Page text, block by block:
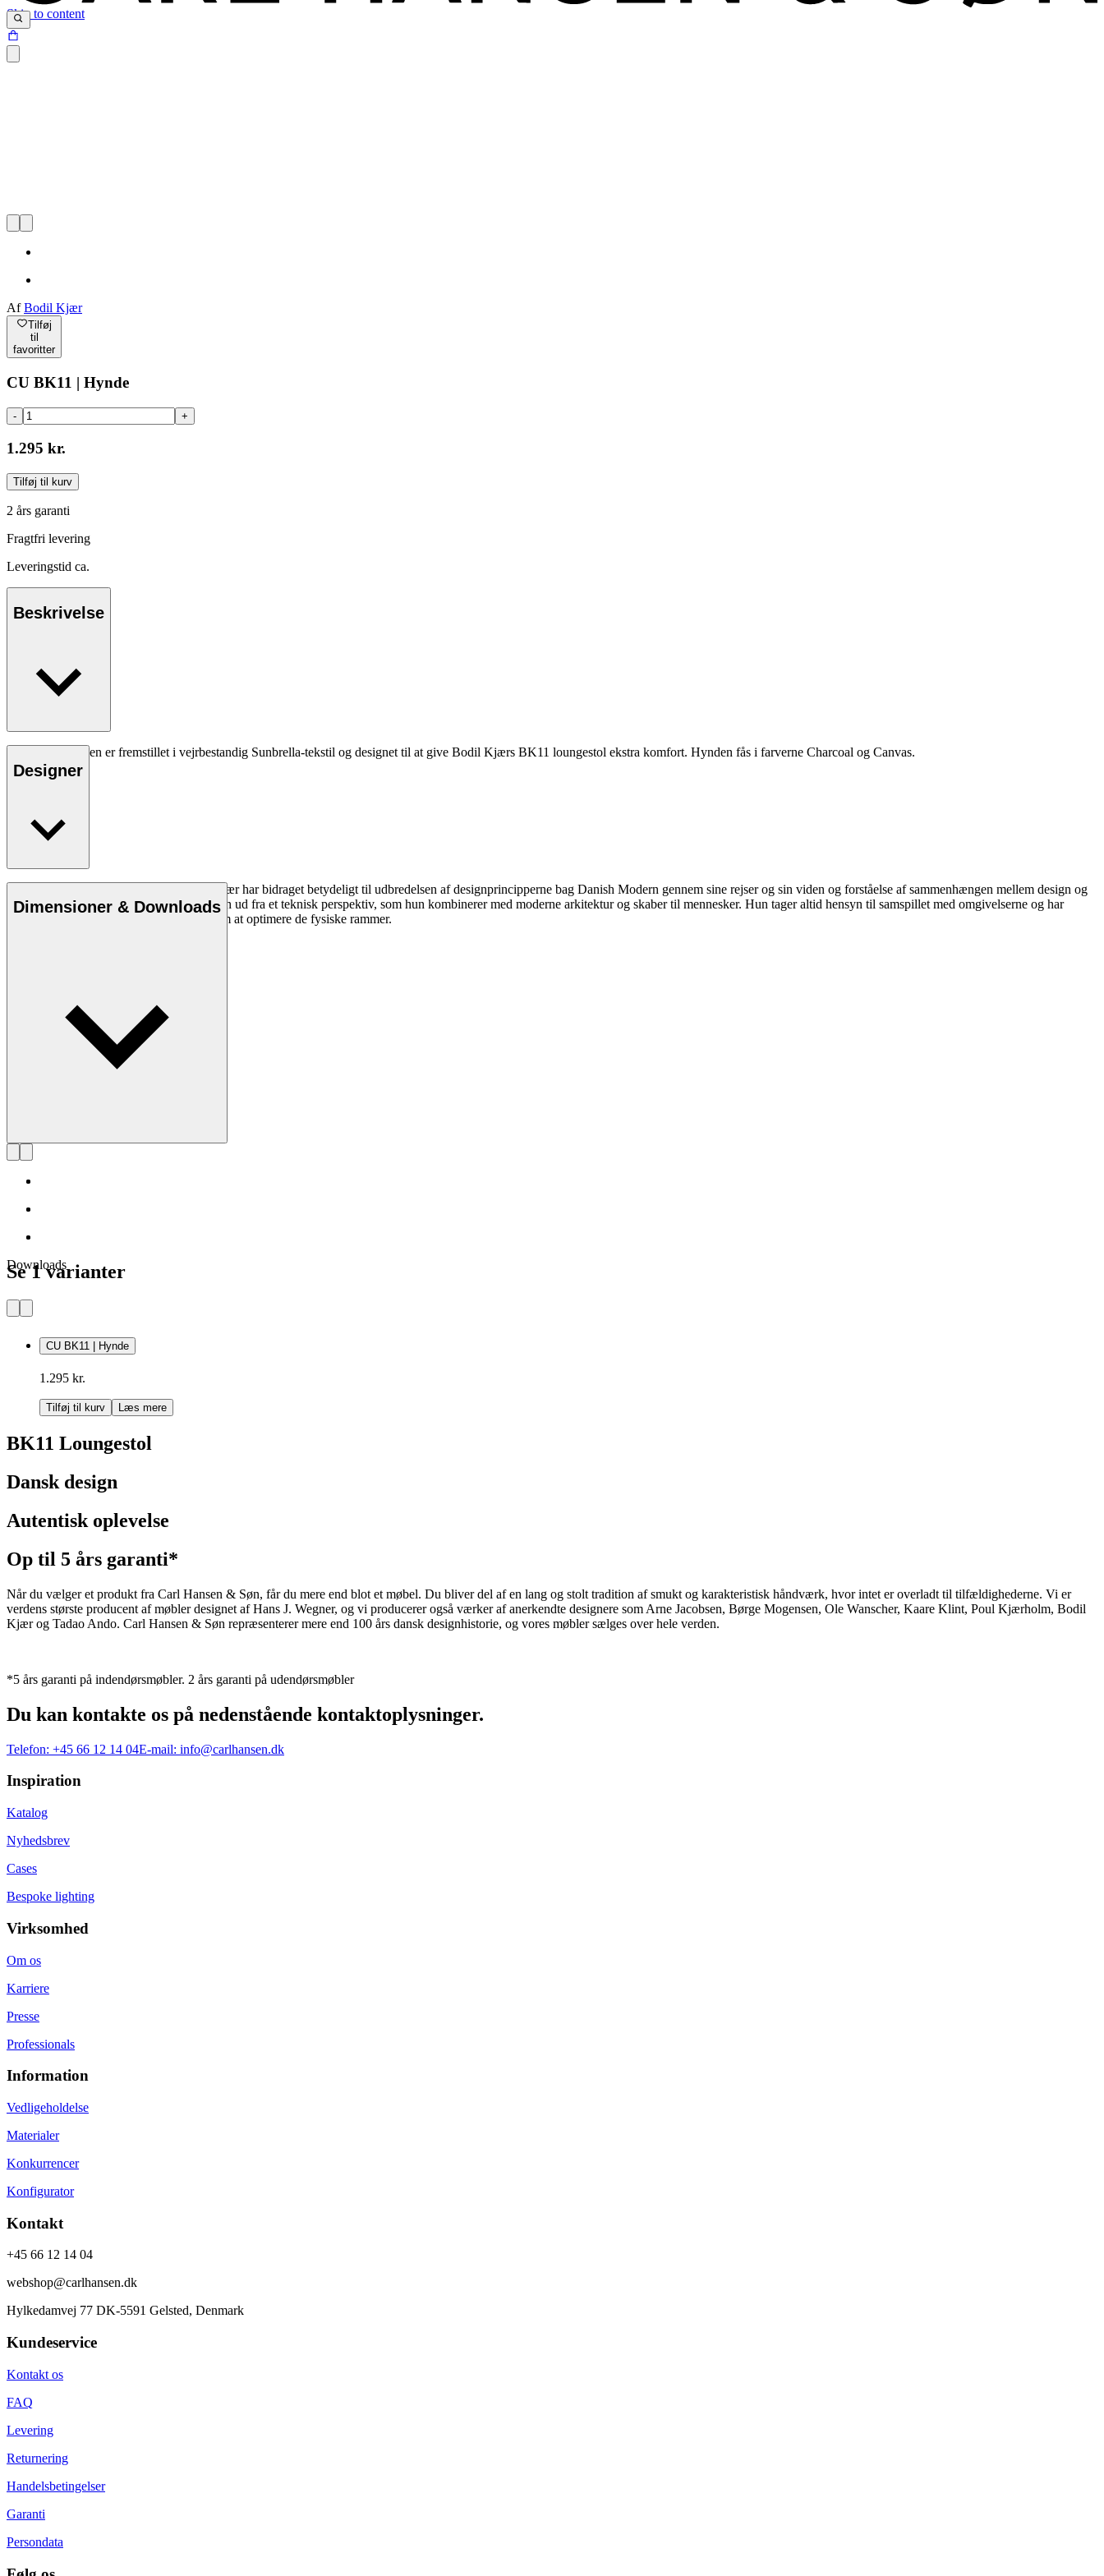
Skip to content
AfBodil Kjær
Tilføj
til
favoritter
CU BK11 | Hynde
- +
1.295 kr.
Tilføj til kurv
2 års garanti
Fragtfri levering
Leveringstid ca.
Beskrivelse
CU BK11 hynden er fremstillet i vejrbestandig Sunbrella-tekstil og designet til at give Bodil Kjærs BK11 loungestol ekstra komfort. Hynden fås i farverne Charcoal og Canvas.
Designer
Den danske professor og arkitekt Bodil Kjær har bidraget betydeligt til udbredelsen af designprincipperne bag Danish Modern gennem sine rejser og sin viden og forståelse af sammenhængen mellem design og
arkitektur. Kjær anskuer møbelkonstruktion ud fra et teknisk perspektiv, som hun kombinerer med moderne arkitektur og skaber til mennesker. Hun tager altid hensyn til samspillet med omgivelserne og har
samarbejdet med forskellige faggrupper om at optimere de fysiske rammer.
Dimensioner & Downloads
Downloads
Se 1 varianter
CU BK11 | Hynde
1.295 kr.
Tilføj til kurv Læs mere
BK11 Loungestol
Dansk design
Autentisk oplevelse
Op til 5 års garanti*
Når du vælger et produkt fra Carl Hansen & Søn, får du mere end blot et møbel. Du bliver del af en lang og stolt tradition af smukt og karakteristisk håndværk, hvor intet er overladt til tilfældighederne. Vi er
verdens største producent af møbler designet af Hans J. Wegner, og vi producerer også værker af anerkendte designere som Arne Jacobsen, Børge Mogensen, Ole Wanscher, Kaare Klint, Poul Kjærholm, Bodil
Kjær og Tadao Ando. Carl Hansen & Søn repræsenterer mere end 100 års dansk designhistorie, og vores møbler sælges over hele verden.
*5 års garanti på indendørsmøbler. 2 års garanti på udendørsmøbler
Du kan kontakte os på nedenstående kontaktoplysninger.
Telefon: +45 66 12 14 04E-mail: info@carlhansen.dk
Inspiration
Katalog
Nyhedsbrev
Cases
Bespoke lighting
Virksomhed
Om os
Karriere
Presse
Professionals
Information
Vedligeholdelse
Materialer
Konkurrencer
Konfigurator
Kontakt
+45 66 12 14 04
webshop@carlhansen.dk
Hylkedamvej 77 DK-5591 Gelsted, Denmark
Kundeservice
Kontakt os
FAQ
Levering
Returnering
Handelsbetingelser
Garanti
Persondata